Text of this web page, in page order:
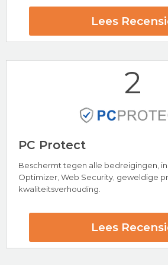
Lees
Hoogtepunten
Bescherming tegen Malware,
24/7 klantenservice
2
PC Protect
Beschermt tegen alle bedreigingen,
Optimizer, Web Security, geweldige
kwaliteitsverhouding.
Lees